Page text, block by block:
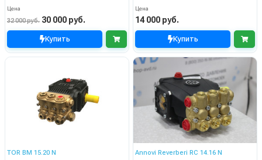
Цена
32 000 руб. 30 000 руб.
Купить
Цена
14 000 руб.
Купить
TOR BM 15.20 N Annovi Reverberi RC 14.16 N